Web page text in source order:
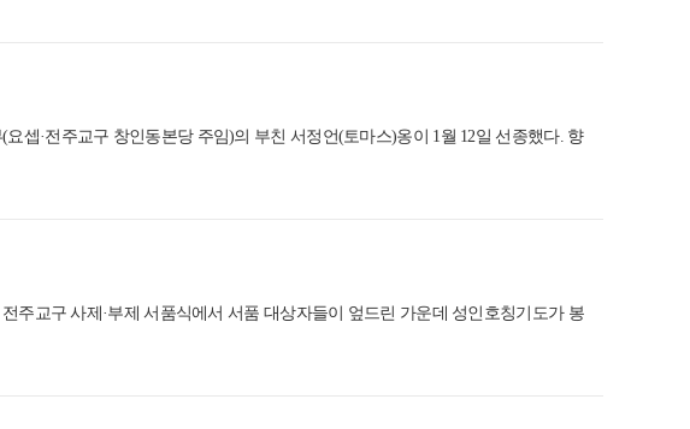
셉·전주교구 창인동본당 주임)의 부친 서정언(토마스)옹이 1월 12일 선종했다. 향
주교구 사제·부제 서품식에서 서품 대상자들이 엎드린 가운데 성인호칭기도가 봉